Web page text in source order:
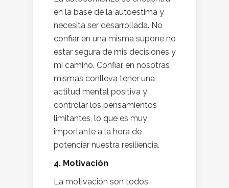
en la base de la autoestima y
necesita ser desarrollada. No
confiar en una misma supone no
estar segura de mis decisiones y
mi camino. Confiar en nosotras
mismas conlleva tener una
actitud mental positiva y
controlar los pensamientos
limitantes, lo que es muy
importante a la hora de
potenciar nuestra resiliencia.
4. Motivación
La motivación son todos